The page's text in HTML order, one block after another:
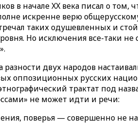
начале XX века писал о том,
искренне верю
таких одушевленных и
Но исключения все-таки
разности двух народов
русских
трактат под
не может идти и речи:
поверья — совершенно не